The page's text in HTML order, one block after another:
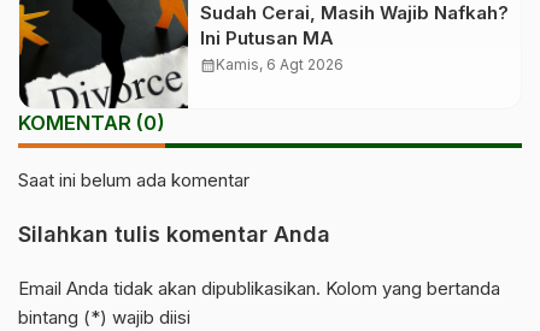
Sudah Cerai, Masih Wajib Nafkah?
Ini Putusan MA
calendar_monthKamis, 6 Agt 2026
KOMENTAR (0)
Saat ini belum ada komentar
Silahkan tulis komentar Anda
Email Anda tidak akan dipublikasikan. Kolom yang bertanda
bintang (*) wajib diisi